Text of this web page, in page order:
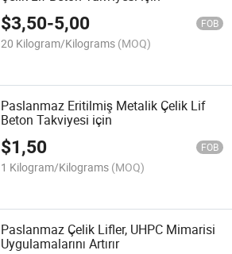
$3,50-5,00 FOB
20 Kilogram/Kilograms (MOQ)
Paslanmaz Eritilmiş Metalik Çelik Lif
Beton Takviyesi için
$1,50 FOB
1 Kilogram/Kilograms (MOQ)
Paslanmaz Çelik Lifler, UHPC Mimarisi
Uygulamalarını Artırır